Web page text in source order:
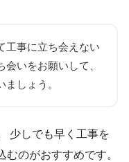
工事に立ち会えない
いをお願いして、
しょう。
少しでも早く工事を
のがおすすめです。